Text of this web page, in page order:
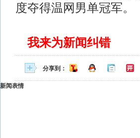
度夺得温网男单冠军。
我来为新闻纠错
分享到：
新闻表情